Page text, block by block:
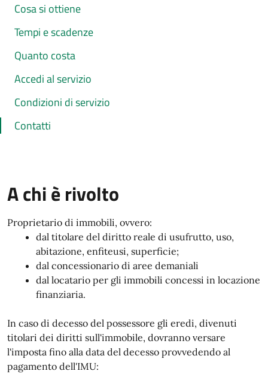
Cosa si ottiene
Tempi e scadenze
Quanto costa
Accedi al servizio
Condizioni di servizio
Contatti
A chi è rivolto
Proprietario di immobili, ovvero:
dal titolare del diritto reale di usufrutto, uso,
abitazione, enfiteusi, superficie;
dal concessionario di aree demaniali
dal locatario per gli immobili concessi in locazione
finanziaria.
In caso di decesso del possessore gli eredi, divenuti
titolari dei diritti sull'immobile, dovranno versare
l'imposta fino alla data del decesso provvedendo al
pagamento dell'IMU: